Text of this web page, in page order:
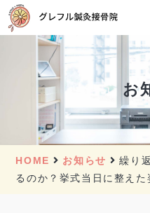
お
HOME お知らせ
繰り
るのか？挙式当日に整え